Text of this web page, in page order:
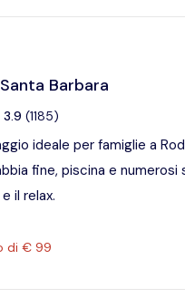
Barbara
3.9 (1185)
ideale per famiglie a
fine, piscina e numerosi
il relax.
di € 99